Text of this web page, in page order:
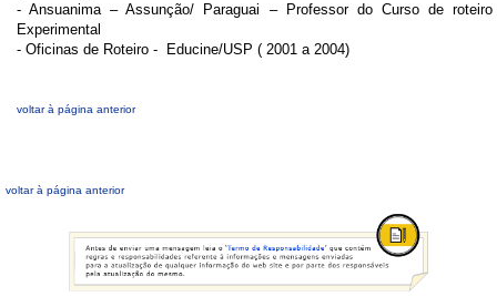
- Ansuanima – Assunção/ Paraguai – Professor do Curso de roteiro
Experimental
- Oficinas de Roteiro - Educine/USP ( 2001 a 2004)
voltar à página anterior
voltar à página anterior